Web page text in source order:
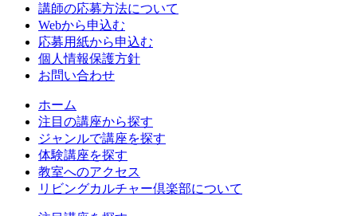
講師の応募方法について
Webから申込む
応募用紙から申込む
個人情報保護方針
お問い合わせ
ホーム
注目の講座から探す
ジャンルで講座を探す
体験講座を探す
教室へのアクセス
リビングカルチャー倶楽部について